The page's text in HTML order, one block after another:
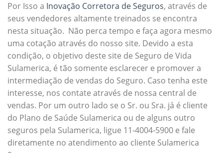
Por Isso a Inovação Corretora de Seguros, através de
seus vendedores altamente treinados se encontra
nesta situação. Não perca tempo e faça agora mesmo
uma cotação através do nosso site. Devido a esta
condição, o objetivo deste site de Seguro de Vida
Sulamerica, é tão somente esclarecer e promover a
intermediação de vendas do Seguro. Caso tenha este
interesse, nos contate através de nossa central de
vendas. Por um outro lado se o Sr. ou Sra. já é cliente
do Plano de Saúde Sulamerica ou de alguns outro
seguros pela Sulamerica, ligue 11-4004-5900 e fale
diretamente no atendimento ao cliente Sulamerica